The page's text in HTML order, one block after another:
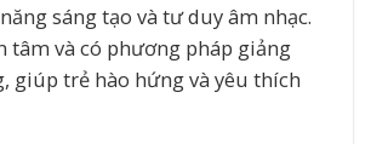
sáng tạo và tư duy âm nhạc.
tâm và có phương pháp giảng
giúp trẻ hào hứng và yêu thích